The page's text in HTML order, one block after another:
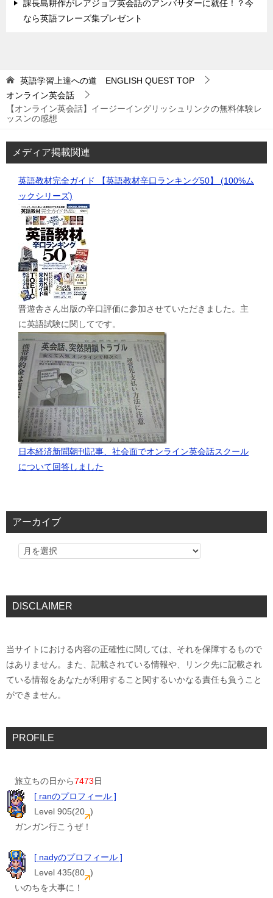
課長島耕作がレアジョブ英会話のアンバサダーに就任！？今
なら英語フレーズ集プレゼント
英語学習上達への道 ENGLISH QUEST TOP
オンライン英会話
【オンライン英会話】イージーイングリッシュリンクの無料体験レ
ッスンの感想
メディア掲載関連
英語教材完全ガイド 【英語教材辛口ランキング50】 (100%ム
ックシリーズ)
晋遊舎さん出版の辛口評価に参加させていただきました。主
に英語試験に関してです。
日本経済新聞朝刊記事、社会面でオンライン英会話スクール
について回答しました
アーカイブ
DISCLAIMER
当サイトにおける内容の正確性に関しては、それを保障するもので
はありません。また、記載されている情報や、リンク先に記載され
ている情報をあなたが利用すること関するいかなる責任も負うこと
ができません。
PROFILE
旅立ちの日から7473日
[ ranのプロフィール ]
Level 905(20 )
ガンガン行こうぜ！
[ nadyのプロフィール ]
Level 435(80 )
いのちを大事に！